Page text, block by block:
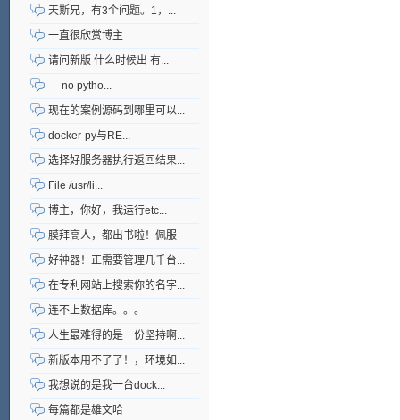
天斯兄，有3个问题。1，...
一直很欣赏博主
请问新版 什么时候出 有...
--- no pytho...
现在的案例源码到哪里可以...
docker-py与RE...
选择好服务器执行返回结果...
File /usr/li...
博主，你好，我运行etc...
膜拜高人，都出书啦！佩服
好神器！正需要管理几千台...
在专利网站上搜索你的名字...
连不上数据库。。。
人生最难得的是一份坚持啊...
新版本用不了了！，环境如...
我想说的是我一台dock...
每篇都是雄文哈